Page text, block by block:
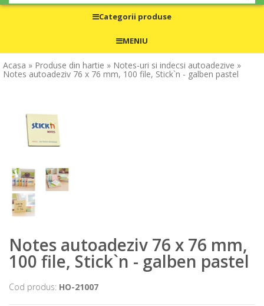
Categorii produse
MENIU
Acasa » Produse din hartie » Notes-uri si indecsi autoadezive »
Notes autoadeziv 76 x 76 mm, 100 file, Stick`n - galben pastel
Notes autoadeziv 76 x 76 mm,
100 file, Stick`n - galben pastel
Cod produs: HO-21007